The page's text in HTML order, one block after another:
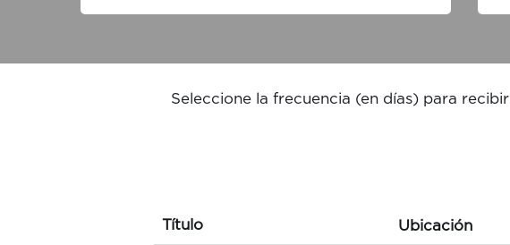
Seleccione la frecuencia (en días) para
Título Ubicación